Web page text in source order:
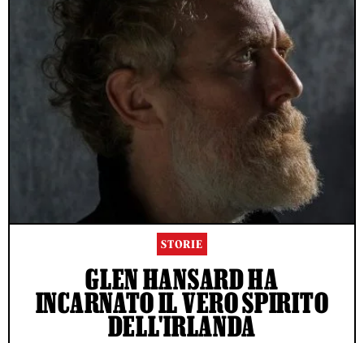
STORIE
GLEN HANSARD HA
INCARNATO IL VERO SPIRITO
DELL'IRLANDA